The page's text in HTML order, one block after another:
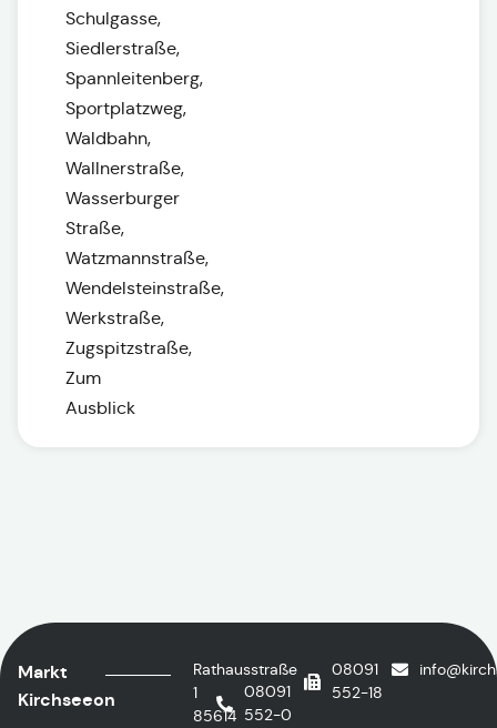
Schulgasse,
Siedlerstraße,
Spannleitenberg,
Sportplatzweg,
Waldbahn,
Wallnerstraße,
Wasserburger
Straße,
Watzmannstraße,
Wendelsteinstraße,
Werkstraße,
Zugspitzstraße,
Zum
Ausblick
Markt
Kirchseeon
Rathausstraße
1
85614
08091
552-0
08091
552-18